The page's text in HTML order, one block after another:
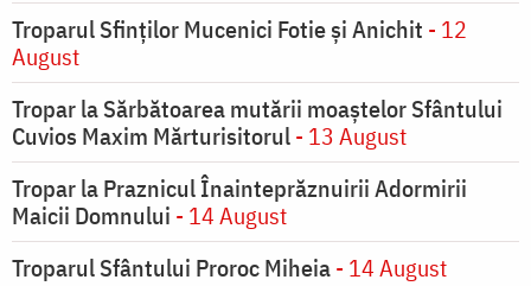
Troparul Sfinţilor Mucenici Fotie şi Anichit - 12
August
Tropar la Sărbătoarea mutării moaştelor Sfântului
Cuvios Maxim Mărturisitorul- 13 August
Tropar la Praznicul Înainteprăznuirii Adormirii
Maicii Domnului - 14 August
Troparul Sfântului Proroc Miheia- 14 August